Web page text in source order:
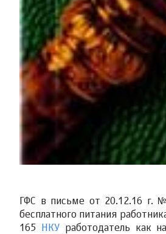
ГФС в письме от 20.12.16 г.
бесплатного питания
165
НКУработодатель как